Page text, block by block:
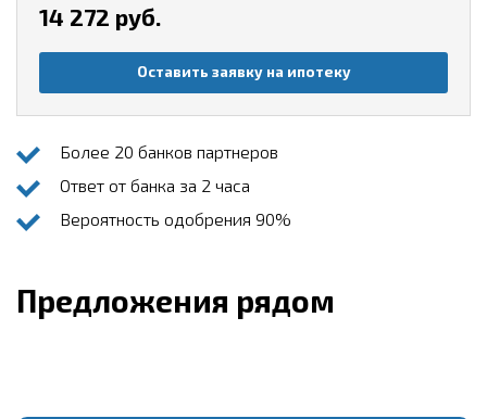
14 272 руб.
Оставить заявку на ипотеку
Более 20 банков партнеров
Ответ от банка за 2 часа
Вероятность одобрения 90%
Предложения рядом